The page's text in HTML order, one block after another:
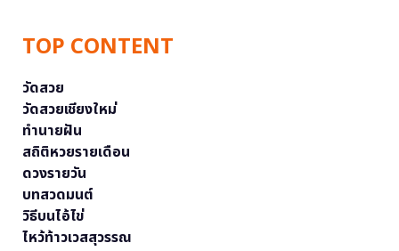
TOP CONTENT
วัดสวย
วัดสวยเชียงใหม่
ทำนายฝัน
สถิติหวยรายเดือน
ดวงรายวัน
บทสวดมนต์
วิธีบนไอ้ไข่
ไหว้ท้าวเวสสุวรรณ